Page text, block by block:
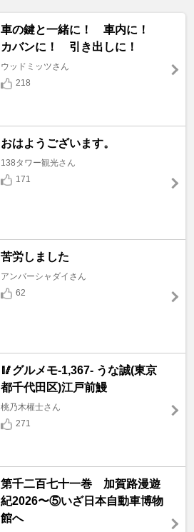
車の鍵と一緒に！ 車内に！
カバンに！ 引き出しに！
ウッドミッツさん
218
おはようございます。
138タワー観光さん
171
苦労しました
アンバーシャダイさん
62
🥢グルメモ-1,367- うな誠(東京
都千代田区)江戸前鰻
桃乃木權士さん
271
第千二百七十一巻 加賀路漫遊
紀2026〜⑤いざ日本自動車博物
館へ